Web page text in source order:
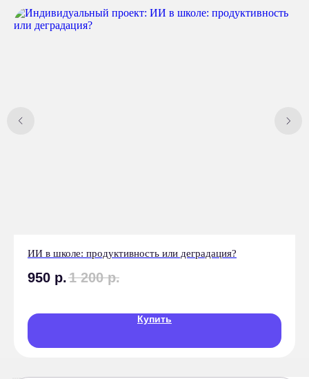
ИИ в школе: продуктивность или деградация?
950 р.1 200 р.
Купить
КАК КУПИТЬ